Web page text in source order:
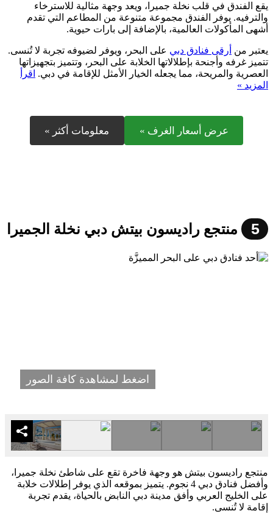
يقع الفندق في قلب نخلة جميرا، ويعد وجهة مثالية للاسترخاء
والترفيه. يوفر الفندق مجموعة متنوعة من المطاعم التي تقدم
أشهى المأكولات العالمية، بالإضافة إلى بارات حيوية.
يعتبر من أرقى فنادق دبي على البحر، ويوفر لضيوفه تجربة لا تُنسى.
تتميز غرفه وأجنحة بإطلالاتها الخلابة على البحر، وتتميز بتجهيزاتها
العصرية والمريحة، مما يجعله الخيار الأمثل للإقامة في دبي. اقرأ
المزيد »
عرض أسعار الغرف » معلومات أكثر »
5 منتجع راديسون بيتش دبي نخلة الجميرا
اضغط لمشاهدة كافة الصور
منتجع راديسون بيتش هو وجهة فاخرة تقع على شاطئ نخلة جميرا،
وأفضل فنادق دبي 4 نجوم. يتميز بموقعه الذي يوفر إطلالات خلابة
على الخليج العربي وأفق مدينة دبي النابض بالحياة، يقدم تجربة
إقامة لا تُنسى.